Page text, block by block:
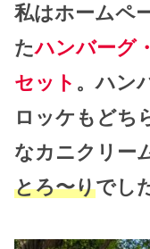
私はホームペ
たハンバーグ
セット 。ハン
ロッケもどち
なカニクリー
とろ〜りでし